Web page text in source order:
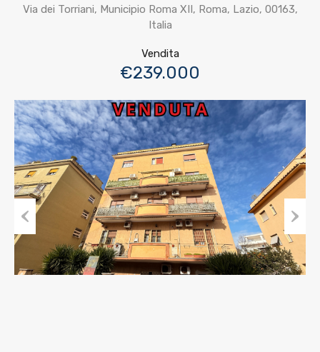
Via dei Torriani, Municipio Roma XII, Roma, Lazio, 00163,
Italia
Vendita
€239.000
Previous Next